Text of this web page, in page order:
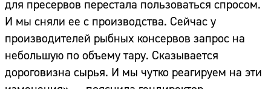
для пресервов перестала пользоваться спросом.
И мы сняли ее с производства. Сейчас у
производителей рыбных консервов запрос на
небольшую по объему тару. Сказывается
дороговизна сырья. И мы чутко реагируем на эти